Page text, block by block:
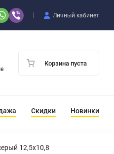
Личный кабинет
Корзина пуста
Скидки Новинки
12,5x10,8